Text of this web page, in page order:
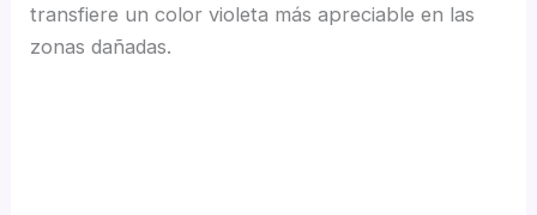
transfiere un color violeta más apreciable en las
zonas dañadas.